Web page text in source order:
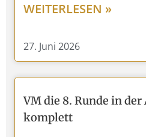
WEITERLESEN »
27. Juni 2026
VM die 8. Runde in der
komplett